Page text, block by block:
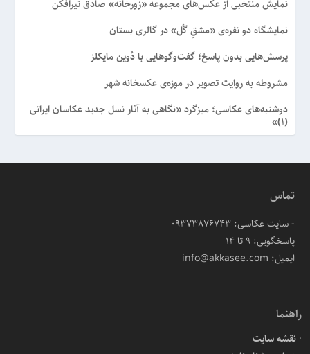
نمایش منتخبی از عکس‌های مجموعه «زورخانه» صادق تیرافکن
نمایشگاه دو نفره‌ی «مشقِ گُل» در گالری بستان
پرسش‌هایی بدون پاسخ؛ گفت‌وگوهایی با دُوین مایکلز
مشروطه به روایت تصویر در موزه‌ی عکسخانه شهر
دوشنبه‌های عکاسی؛ میزگرد «نگاهی به آثار نسل جدید عکاسان ایرانی
(۱)»
تماس
- سایت عکاسی: 09373876743
پاسخگویی: ۹ تا ۱۴
ایمیل: info@akkasee.com
راهنما
نقشه سایت